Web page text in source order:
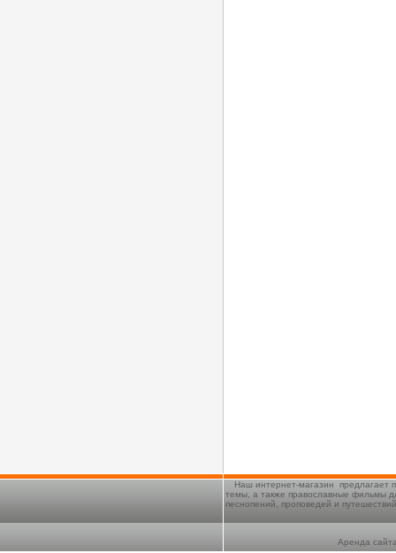
Наш интернет-магазин предлагает
темы, а также православные фильмы
песнопений, проповедей и
Аренда